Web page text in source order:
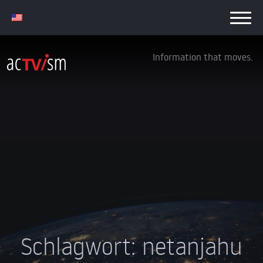
Information that moves.
Schlagwort: netanjahu